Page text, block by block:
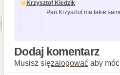
Krzysztof Kledzik
Pan Krzysztof ma takie
Dodaj komentarz
Musisz sięzalogować aby